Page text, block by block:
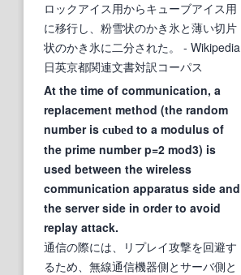
ロックアイス用からキューブアイス用
に移行し、粉雪状のかき氷と薄い切片
状のかき氷に二分された。
- Wikipedia
日英京都関連文書対訳コーパス
At the time of communication, a
replacement method (the random
number is cubed to a modulus of
the prime number p=2 mod3) is
used between the wireless
communication apparatus side and
the server side in order to avoid
replay attack.
通信の際には、リプレイ攻撃を回避す
るため、無線通信機器側とサーバ側と